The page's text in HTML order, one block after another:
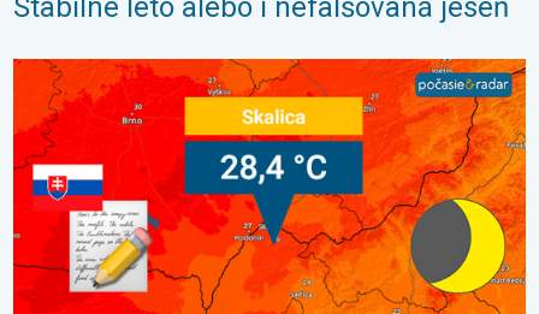
Stabilné leto alebo i nefalšovaná jeseň
Bol prekonaný rekord minimálnej teploty. Extrémne horúčavy